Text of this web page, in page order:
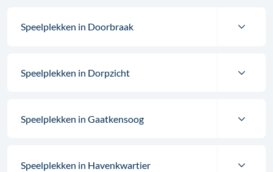
Speelplekken in Doorbraak
Speelplekken in Dorpzicht
Speelplekken in Gaatkensoog
Speelplekken in Havenkwartier